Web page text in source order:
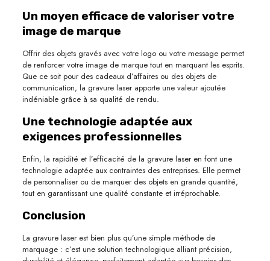
Un moyen efficace de valoriser votre
image de marque
Offrir des objets gravés avec votre logo ou votre message permet
de renforcer votre image de marque tout en marquant les esprits.
Que ce soit pour des cadeaux d’affaires ou des objets de
communication, la gravure laser apporte une valeur ajoutée
indéniable grâce à sa qualité de rendu.
Une technologie adaptée aux
exigences professionnelles
Enfin, la rapidité et l’efficacité de la gravure laser en font une
technologie adaptée aux contraintes des entreprises. Elle permet
de personnaliser ou de marquer des objets en grande quantité,
tout en garantissant une qualité constante et irréprochable.
Conclusion
La gravure laser est bien plus qu’une simple méthode de
marquage : c’est une solution technologique alliant précision,